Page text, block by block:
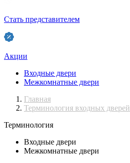
Стать представителем
Акции
Входные двери
Межкомнатные двери
Главная
Терминология входных дверей
Терминология
Входные двери
Межкомнатные двери